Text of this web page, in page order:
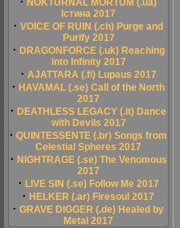
NOKTURNAL MORTUM (.ua)
Істина 2017
· VOICE OF RUIN (.ch) Purge and
Purify 2017
· DRAGONFORCE (.uk) Reaching
into Infinity 2017
· AJATTARA (.fi) Lupaus 2017
· HAVAMAL (.se) Call of the North
2017
· DEATHLESS LEGACY (.it) Dance
with Devils 2017
· QUINTESSENTE (.br) Songs from
Celestial Spheres 2017
· NIGHTRAGE (.se) The Venomous
2017
· LIVE SIN (.se) Follow Me 2017
· HELKER (.ar) Firesoul 2017
· GRAVE DIGGER (.de) Healed by
Metal 2017